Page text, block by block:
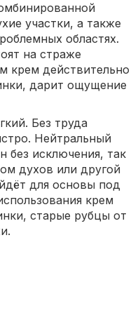
участки, а также
областях.
на страже
крем действительно
дарит ощущение
Без труда
Нейтральный
без исключения, так
духов или другой
для основы под
крем
старые рубцы от